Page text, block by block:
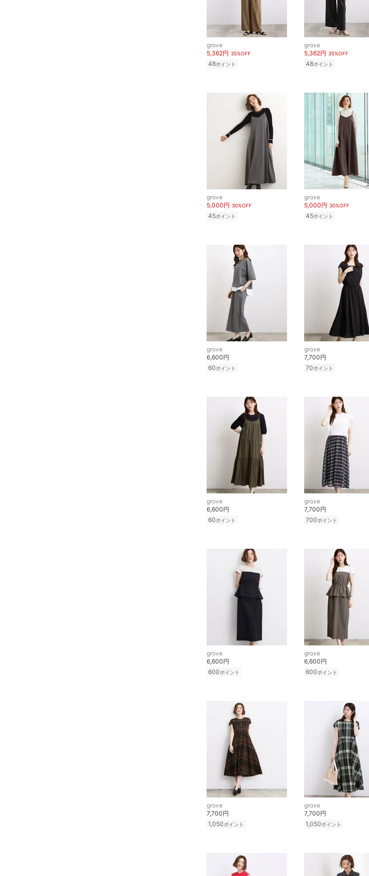
grove
5,362円 35%OFF
48ポイント
grove
5,362円 35%OFF
48ポイント
grove
5,000円 30%OFF
45ポイント
grove
5,000円 30%OFF
45ポイント
grove
6,600円
60ポイント
grove
7,700円
70ポイント
grove
6,600円
60ポイント
grove
7,700円
700ポイント
grove
6,600円
600ポイント
grove
6,600円
600ポイント
grove
7,700円
1,050ポイント
grove
7,700円
1,050ポイント